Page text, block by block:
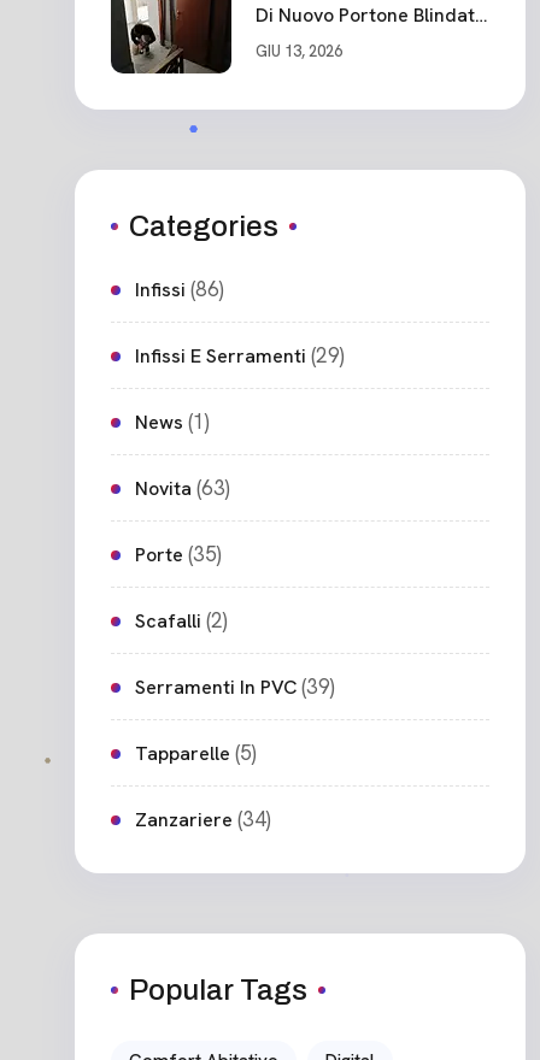
Di Nuovo Portone Blindato
Ceparana
GIU 13, 2026
Categories
Infissi (86)
Infissi E Serramenti (29)
News (1)
Novita (63)
Porte (35)
Scafalli (2)
Serramenti In PVC(39)
Tapparelle (5)
Zanzariere (34)
Popular Tags